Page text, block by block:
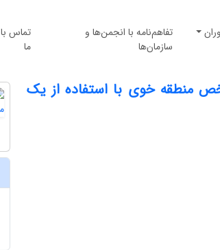
تفاهم‌نامه با انجمن‌ها و
سازمان‌ها
تماس با
ما
منطقه خوی با استفاده از یک